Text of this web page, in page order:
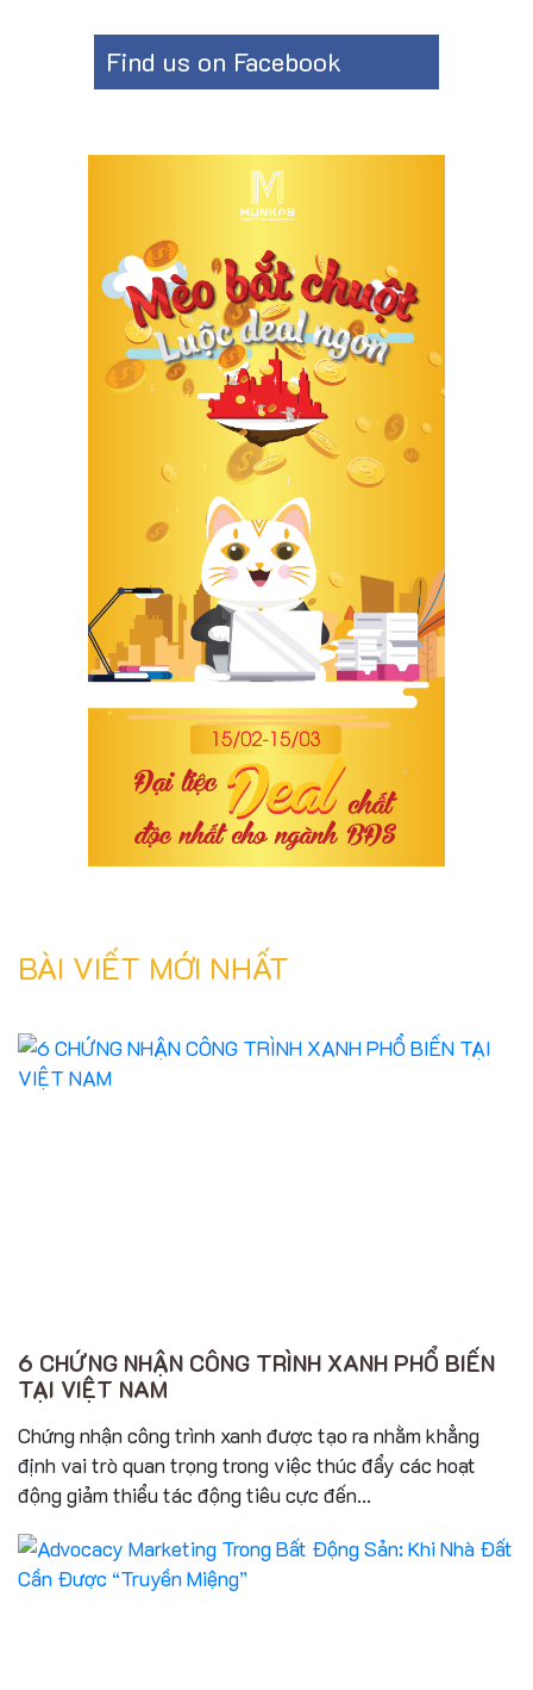
Find us on Facebook
BÀI VIẾT MỚI NHẤT
6 CHỨNG NHẬN CÔNG TRÌNH XANH PHỔ BIẾN
TẠI VIỆT NAM
Chứng nhận công trình xanh được tạo ra nhằm khẳng
định vai trò quan trọng trong việc thúc đẩy các hoạt
động giảm thiểu tác động tiêu cực đến...